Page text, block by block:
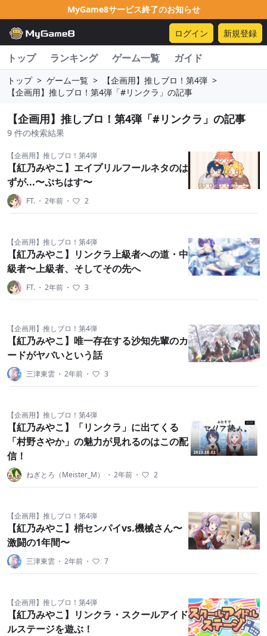
MyGame8サービス終了のお知らせ
ログイン 新規登録
トップ ランキング ゲーム一覧 ガイド
トップ > ゲーム一覧 > 【企画用】推しブロ！第4弾 >
【企画用】推しブロ！第4弾「#リンクラ」の記事
【企画用】推しブロ！第4弾「#リンクラ」の記事
9 件の検索結果
【企画用】推しブロ！第4弾
【紅乃みやこ】エイプリルフールネタのは
ずが...〜ぷちはす〜
FT. ・ 2年前 ・ 2
【企画用】推しブロ！第4弾
【紅乃みやこ】リンクラ上級者への道・中
級者〜上級者、そしてその先へ
FT. ・ 2年前 ・ 3
【企画用】推しブロ！第4弾
【紅乃みやこ】唯一存在する沙知先輩のカ
ードがヤバいという話
三津東雲 ・ 2年前 ・ 3
【企画用】推しブロ！第4弾
【紅乃みやこ】「リンクラ」に出てくる
「村野さやか」の魅力が見れるのはこの配
信！
ねぎとろ（Meister_M） ・ 2年前 ・ 2
【企画用】推しブロ！第4弾
【紅乃みやこ】梢センパイvs.機械さん〜
激闘の1年間〜
三津東雲 ・ 2年前 ・ 7
【企画用】推しブロ！第4弾
【紅乃みやこ】リンクラ・スクールアイド
ルステージを遊ぶ！